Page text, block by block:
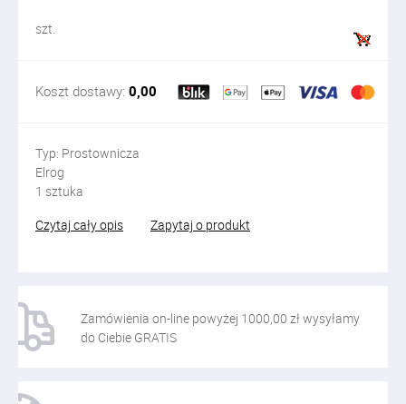
szt.
Koszt dostawy: 0,00
Typ: Prostownicza
Elrog
1 sztuka
Czytaj cały opis
Zapytaj o produkt
Zamówienia on-line powyżej 1000,00 zł wysyłamy
do Ciebie GRATIS